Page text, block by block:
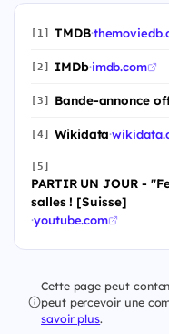
[1] TMDB·
[2] IMDb·imdb.com
[3] Bande-annonce
[4] Wikidata·
[5]
PARTIR UN JOUR -
salles ! [Suisse]
·youtube.com
Cette page peut
peut percevoir une
savoir plus.